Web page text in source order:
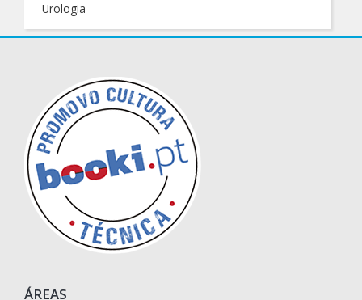
Urologia
ÁREAS